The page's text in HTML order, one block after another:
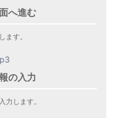
へ進む
ます。
の入力
力します。